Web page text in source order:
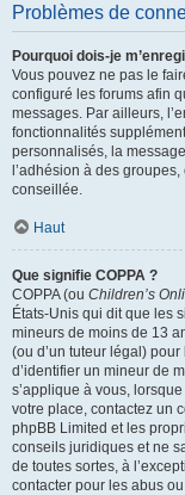
Problèmes de
Pourquoi dois-je
Vous pouvez ne pas le
configuré les forums afin
messages. Par ailleurs,
fonctionnalités
personnalisés, la
l’adhésion à des
conseillée.
Haut
Que signifie COPPA ?
COPPA (ou Children’s
États-Unis qui dit que les
mineurs de moins de 13
(ou d’un tuteur légal)
d’identifier un mineur de
s’applique à vous,
votre place, contactez un
phpBB Limited et les
conseils juridiques et ne
de toutes sortes, à
contacter pour les abus